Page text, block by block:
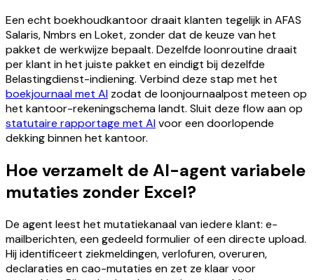
Een echt boekhoudkantoor draait klanten tegelijk in AFAS
Salaris, Nmbrs en Loket, zonder dat de keuze van het
pakket de werkwijze bepaalt. Dezelfde loonroutine draait
per klant in het juiste pakket en eindigt bij dezelfde
Belastingdienst-indiening. Verbind deze stap met het
boekjournaal met AI zodat de loonjournaalpost meteen op
het kantoor-rekeningschema landt. Sluit deze flow aan op
statutaire rapportage met AIvoor een doorlopende
dekking binnen het kantoor.
Hoe verzamelt de AI-agent variabele
mutaties zonder Excel?
De agent leest het mutatiekanaal van iedere klant: e-
mailberichten, een gedeeld formulier of een directe upload.
Hij identificeert ziekmeldingen, verlofuren, overuren,
declaraties en cao-mutaties en zet ze klaar voor